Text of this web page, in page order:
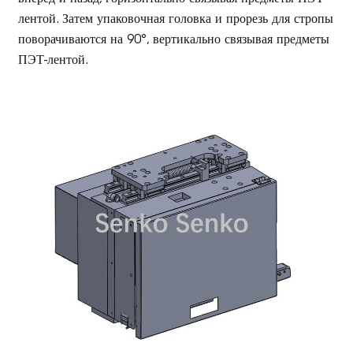
лентой. Затем упаковочная головка и прорезь для стропы
поворачиваются на 90°, вертикально связывая предметы
ПЭТ-лентой.